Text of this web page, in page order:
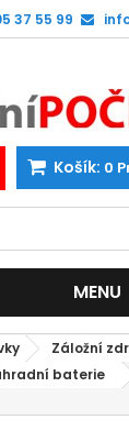
37 55 99
Košík: 0
MENU
Záložní
baterie